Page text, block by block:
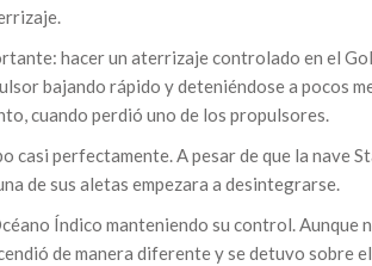
hacer un aterrizaje controlado en el
bajando rápido y deteniéndose a pocos
cuando perdió uno de los propulsores.
casi perfectamente. A pesar de que la nave
de sus aletas empezara a desintegrarse.
Índico manteniendo su control. Aunque
de manera diferente y se detuvo sobre